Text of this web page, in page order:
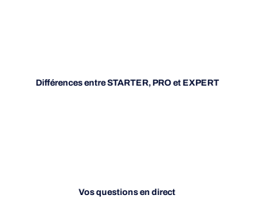
Différences entre STARTER, PRO et EXPERT
Vos questions en direct